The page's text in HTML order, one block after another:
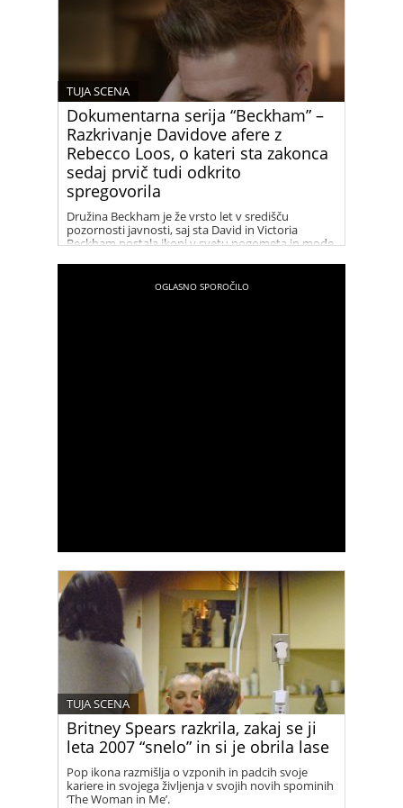
Dokumentarna serija “Beckham” –
Razkrivanje Davidove afere z
Rebecco Loos, o kateri sta zakonca
sedaj prvič tudi odkrito
spregovorila
TUJA SCENA
Družina Beckham je že vrsto let v središču
pozornosti javnosti, saj sta David in Victoria
Beckham postala ikoni v svetu nogometa in mode.
in špekulacije vse pogosteje zajeli tudi dogodki iz
Britney Spears razkrila, zakaj se ji
leta 2007 “snelo” in si je obrila lase
TUJA SCENA
Pop ikona razmišlja o vzponih in padcih svoje
kariere in svojega življenja v svojih novih spominih
‘The Woman in Me’.